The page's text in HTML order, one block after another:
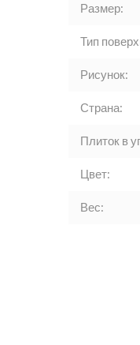
Размер:
Тип
Рисунок:
Страна:
Плиток в
Цвет:
Вес: